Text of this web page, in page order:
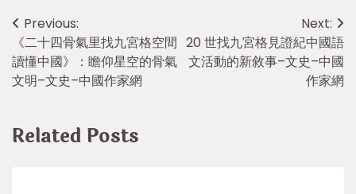
Post
navigation
Previous:
《二十四骨氣里找九宮格空間
讀懂中國》：瞻仰星空的骨氣
文明–文史–中國作家網
Next:
20 世找九宮格見證紀中國語
文活動的新敘事–文史–中國
作家網
Related Posts